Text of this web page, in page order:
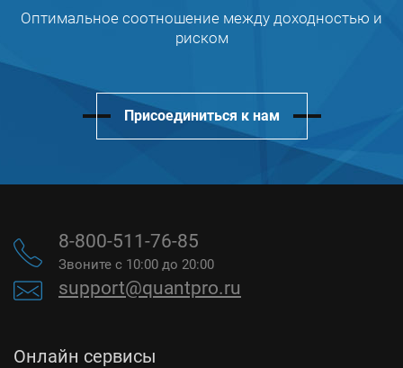
Оптимальное соотношение между доходностью и
риском
Присоединиться к нам
8-800-511-76-85
Звоните с 10:00 до 20:00
support@quantpro.ru
Онлайн сервисы